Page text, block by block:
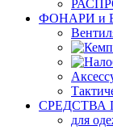
ФОНАРИ и
СРЕДСТВА
для